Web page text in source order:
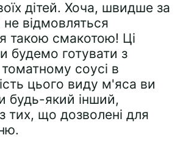
дітей. Хоча, швидше за
не відмовляться
такою смакотою! Ці
будемо готувати з
соусі в
цього виду м'яса ви
будь-який інший,
тих, що дозволені для